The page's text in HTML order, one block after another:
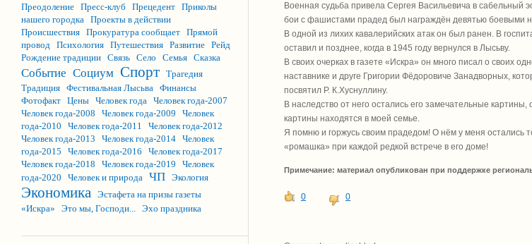
Преодоление Пресс-клуб Прецедент Приколы
нашего городка Проекты в действии
Происшествия Прокуратура сообщает Прямой
провод Психология Путешествия Развитие Рейд
Рождение традиции Связь Село Семья Сказка
Событие Социум Спорт Трагедия
Традиция Фестивальная Лысьва Финансы
Фотофакт Цены Человек года Человек года-2007
Человек года-2008
Человек года-2009
Человек
года-2010
Человек года-2011
Человек года-2012
Человек года-2013
Человек года-2014 Человек
года-2015
Человек года-2016
Человек года-2017
Человек года-2018
Человек года-2019
Человек
года-2020
Человек и природа ЧП Экология
Экономика Эстафета на призы газеты
«Искра»
Это мы, Господи... Эхо праздника
Военная судьба привела Сергея Васильевича в сабельный
бои с фашистами прадед был награждён девятью боевыми
В одной из лихих кавалерийских атак он был ранен. В
оставил и позднее, когда в 1945 году вернулся в Лысьву.
В своих очерках в газете «Искра» он много писал о своих
наставнике и друге Григории Фёдоровиче Занадворных,
посвятил Р. К.Хуснуллину.
В наследство от него остались его замечательные
картины находятся в моей семье.
Я помню и горжусь своим прадедом! О нём у меня остались
«ромашка» при каждой редкой встрече в его доме!
Примечание: материал опубликован при поддержке
0 0